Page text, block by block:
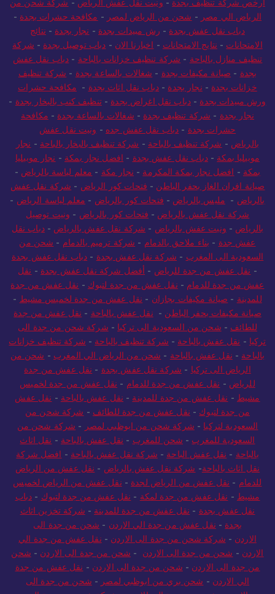
ارخص شركة تنظيف بجدة-ونيت نقل عفش الرياض -شركة شحن من
الرياض الي مصر-شحن من الرياض لمصر-مكافحة حشرات بجدة-
دباب نقل عفش بجدة- رش مبيدات بجدة-نجار بجدة-نتائج
الامتحانات-نتايج الامتحانات -اخبارنا الان -دباب توصيل بجدة-شركة
تنظيف منازل بالباحة-شركة تنظيف خزانات بالباحة-دباب نقل عفش
بجدة- صيانة مكيفات بجدة-شغالات بالساعة بجدة-شركة تنظيف
خزانات بجدة-نجار بجدة- دباب نقل اثاث بجدة-مكافحة حشرات
ورش مبيدات بجدة-دباب نقل اغراض بجدة-تنظيف كنب بالبخار بجدة-
نجار بجدة-شركة تنظيف بجدة-شغالات بالساعة بجدة-مكافحة
حشرات بجدة-دباب نقل عفش جده -ونيت نقل عفش
بالرياض -شركة تنظيف بالباحة-شركة تنظيف بالبخار بالباحة -نجار
موبيليا بمكة-دباب نقل عفش بجدة- افضل نجار بمكة-نجار موبيليا
بمكة -افضل نجار بمكة المكرمة-نجار مكة-معلم لياسة بالرياض
صيانة افران الغاز بحفر الباطن -فتحات كور الرياض -شركة نقل عفش
بالرياض
مليس بالرياض -فتحات كور بالرياض معلم لياسة الرياض
شركة نقل عفش بالرياض
فتحات كور بالرياض
ونيت توصيل
بالرياض -ونيت عفش بالرياض شركة نقل عفش بالرياض -دباب نقل
عفش جدة- بناء ملاحق بالدمام -شركة ترميم بالدمام -شحن من
السعودية الى المغرب- شركة نقل عفش بجدة-دباب نقل عفش بجدة
-نقل عفش من جدة للرياض أفضل شركة نقل عفش بجدة-نقل
عفش من جدة للدمام -نقل عفش من جدة لتبوك -نقل عفش من جدة
للمدينة-صيانة مكيفات بجازان نقل عفش من جدة لخميس مشيط-
صيانة مكيفات بحفر الباطن -نقل عفش بالباحة-نقل عفش من جدة
للطائف-شحن من السعودية الى تركيا-شركة شحن من جدة الى
تركيا-نقل عفش بالباحة-شركة تنظيف بالباحة-شركة تنظيف خزانات
بالباحة-نقل عفش بالباحة-شحن من الرياض الي المغرب -شحن من
الرياض الى تركيا- شركة نقل عفش بجدة-نقل عفش من جدة
للرياض -نقل عفش من جدة للدمام
نقل عفش من جدة لخميس
مشيط -نقل عفش من جدة للمدينة- نقل عفش بالباحة -نقل عفش
من جدة لتبوك-نقل عفش من جدة للطائف -شركة شحن من
السعودية لتركيا-شركة شحن من ابوظبي لمصر- شركة شحن من
السعودية للمغرب- شحن للمغرب- نقل عفش بالباحة-نقل اثاث
بالباحة-نقل عفش الباحة-شركة نقل عفش بالباحة-افضل شركة
نقل اثاث بالباحة -شركة نقل عفش بالرياض -نقل عفش من الرياض
للدمام -نقل عفش من الرياض لجدة-نقل عفش من الرياض لخميس
مشيط -نقل عفش من جدة لمكة-نقل عفش من جدة لتبوك- دباب
نقل عفش بجدة-نقل عفش من جدة للمدينة-شركة تخزين اثاث
بجدة-نقل عفش من جدة الي الاردن
شحن من جدة الى
الاردن -شركة شحن من جدة الى الاردن -نقل عفش من جدة الي
الاردن -شحن من جدة الى الاردن شحن من جدة الى الاردن -شحن
من جدة الى الاردن -شحن من جدة الى الاردن -نقل عفش من جدة
الي الاردن -شحن بري من ابوظبي لمصر-شحن من جدة الى